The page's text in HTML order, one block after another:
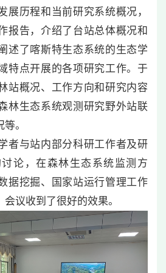
展历程和当前研究系统概况，
报告，介绍了台站总体概况和
述了喀斯特生态系统的生态学
特点开展的各项研究工作。于
站概况、工作方向和研究内容
林生态系统观测研究野外站联
。
与站内部分科研工作者及研
论，在森林生态系统监测方
据挖掘、国家站运行管理工作
议收到了很好的效果。